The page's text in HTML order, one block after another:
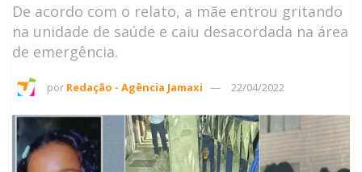
De acordo com o relato, a mãe entrou gritando
na unidade de saúde e caiu desacordada na área
de emergência.
por Redação - Agência Jamaxi 22/04/2022